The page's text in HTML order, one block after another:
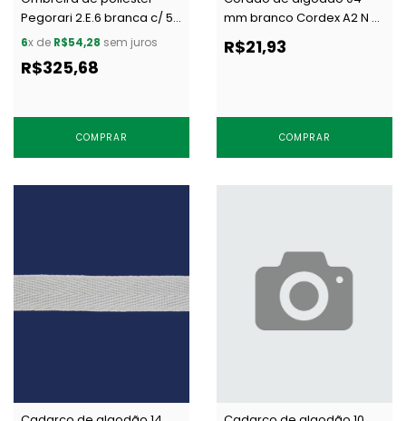
Pegorari 2.E.6 branca c/ 50
pares
6x de R$54,28 sem juros
R$325,68
COMPRAR
mm branco Cordex A2 N c/
50 m
R$21,93
COMPRAR